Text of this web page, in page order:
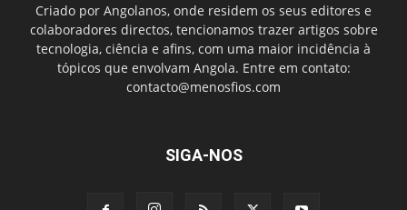
Criado por Angolanos, onde residem os seus editores e
colaboradores directos, tencionamos trazer artigos sobre
tecnologia, ciência e afins, com uma maior incidência à
tópicos que envolvam Angola. Entre em contato:
contacto@menosfios.com
SIGA-NOS